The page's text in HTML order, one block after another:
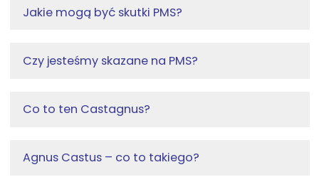
Jakie mogą być skutki PMS?
Czy jesteśmy skazane na PMS?
Co to ten Castagnus?
Agnus Castus – co to takiego?